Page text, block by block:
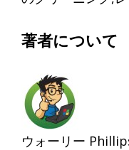
著者について
ウォーリー